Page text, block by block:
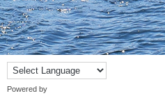
Powered by